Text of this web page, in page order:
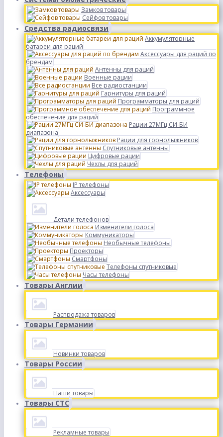
Замков товары
Сейфов товары
Средства радиосвязи
Аккумуляторные
батареи для раций
Аксессуары для раций по
брендам
Антенны для раций
Военные рации
Все радиостанции
Гарнитуры для раций
Программаторы для раций
Программное
обеспечение для раций
Рации 27МГц СИ-БИ
диапазона
Рации для горнолыжников
Спутниковые антенны
Цифровые рации
Чехлы для раций
Телефоны
IP телефоны
Аксессуары
Детали телефонов
Изменители голоса
Коммуникаторы
Необычные телефоны
Проекторы
Смартфоны
Телефоны спутниковые
Часы телефоны
Товары Англии
Распродажа товаров
Товары Германии
Новинки товаров
Товары России
Наши товары
Товары СТС
Рекламные товары